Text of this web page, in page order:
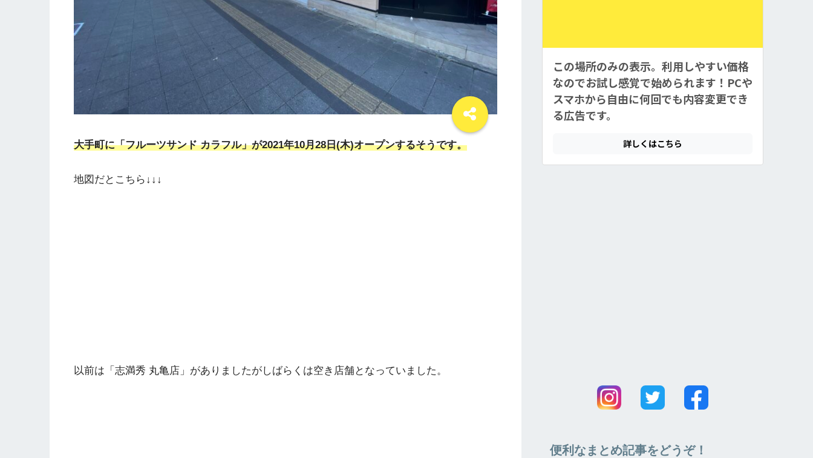
大手町に「フルーツサンド カラフル」が2021年10月28日(木)オープンするそうです。
地図だとこちら↓↓↓
以前は「志満秀 丸亀店」がありましたがしばらくは空き店舗となっていました。
便利なまとめ記事をどうぞ！